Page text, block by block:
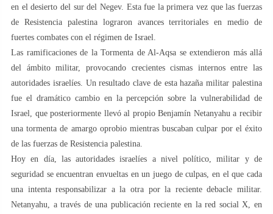
en el desierto del sur del Negev. Esta fue la primera vez que las fuerzas
de Resistencia palestina lograron avances territoriales en medio de
fuertes combates con el régimen de Israel.
Las ramificaciones de la Tormenta de Al-Aqsa se extendieron más allá
del ámbito militar, provocando crecientes cismas internos entre las
autoridades israelíes. Un resultado clave de esta hazaña militar palestina
fue el dramático cambio en la percepción sobre la vulnerabilidad de
Israel, que posteriormente llevó al propio Benjamín Netanyahu a recibir
una tormenta de amargo oprobio mientras buscaban culpar por el éxito
de las fuerzas de Resistencia palestina.
Hoy en día, las autoridades israelíes a nivel político, militar y de
seguridad se encuentran envueltas en un juego de culpas, en el que cada
una intenta responsabilizar a la otra por la reciente debacle militar.
Netanyahu, a través de una publicación reciente en la red social X, en